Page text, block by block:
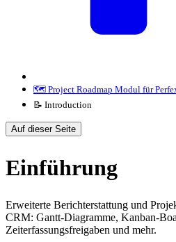
🗺️ Project Roadmap Modul für
📝 Introduction
Auf dieser Seite
Einführung
Erweiterte Berichterstattung und
CRM: Gantt-Diagramme, Kanban-
Zeiterfassungsfreigaben und mehr.